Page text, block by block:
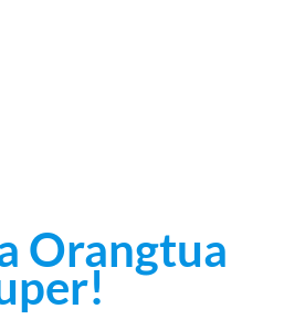
Orangtua